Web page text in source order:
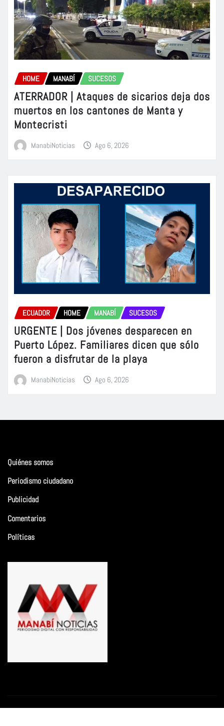
HOME MANABÍ SUCESOS
ATERRADOR | Ataques de sicarios deja dos
muertos en los cantones de Manta y
Montecristi
ManabiNoticias Ago 6, 2026
ECUADOR HOME MANABÍ SUCESOS
URGENTE | Dos jóvenes desparecen en
Puerto López. Familiares dicen que sólo
fueron a disfrutar de la playa
ManabiNoticias Ago 6, 2026
Quiénes somos
Periodismo ciudadano
Publicidad
Comentarios
Políticas